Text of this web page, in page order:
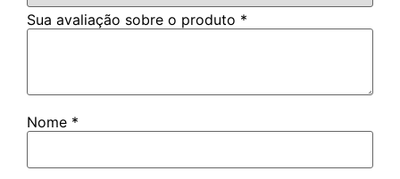
Sua avaliação sobre o produto *
Nome *